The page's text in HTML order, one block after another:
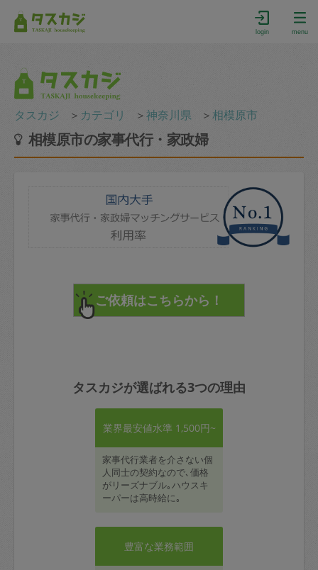
login menu
タスカジ ＞ カテゴリ ＞神奈川県 ＞相模原市
相模原市の家事代行・家政婦
タスカジが選ばれる3つの理由
業界最安値水準 1,500円~
家事代行業者を介さない個
人同士の契約なので､価格
がリーズナブル｡ハウスキ
ーパーは高時給に｡
豊富な業務範囲